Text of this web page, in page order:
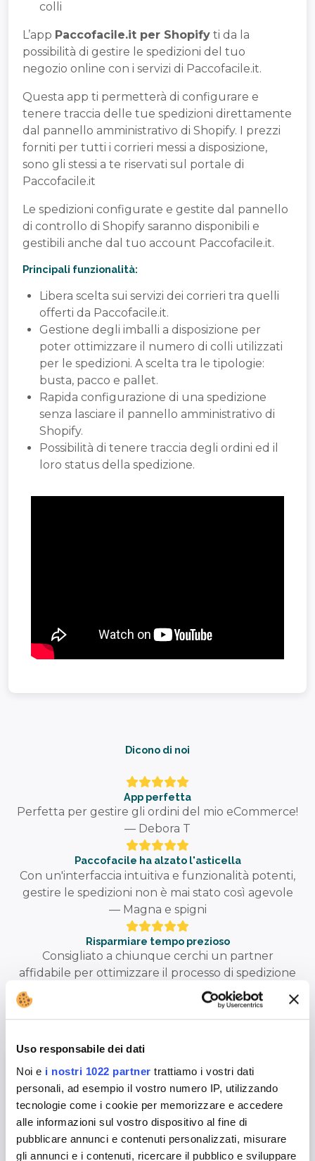
Uso responsabile dei dati
Noi e i nostri 1022 partner trattiamo i vostri dati
personali, ad esempio il vostro numero IP, utilizzando
tecnologie come i cookie per memorizzare e accedere
alle informazioni sul vostro dispositivo al fine di
pubblicare annunci e contenuti personalizzati, misurare
gli annunci e i contenuti, ricercare il pubblico e sviluppare
colli
L’app Paccofacile.it per Shopify ti da la
possibilità di gestire le spedizioni del tuo
negozio online con i servizi di Paccofacile.it.
Questa app ti permetterà di configurare e
tenere traccia delle tue spedizioni direttamente
dal pannello amministrativo di Shopify. I prezzi
forniti per tutti i corrieri messi a disposizione,
sono gli stessi a te riservati sul portale di
Paccofacile.it
Le spedizioni configurate e gestite dal pannello
di controllo di Shopify saranno disponibili e
gestibili anche dal tuo account Paccofacile.it.
Principali funzionalità:
Libera scelta sui servizi dei corrieri tra quelli
offerti da Paccofacile.it.
Gestione degli imballi a disposizione per
poter ottimizzare il numero di colli utilizzati
per le spedizioni. A scelta tra le tipologie:
busta, pacco e pallet.
Rapida configurazione di una spedizione
senza lasciare il pannello amministrativo di
Shopify.
Possibilità di tenere traccia degli ordini ed il
loro status della spedizione.
Dicono di noi
App perfetta
Perfetta per gestire gli ordini del mio eCommerce!
— Debora T
Paccofacile ha alzato l'asticella
Con un'interfaccia intuitiva e funzionalità potenti,
gestire le spedizioni non è mai stato così agevole
— Magna e spigni
Risparmiare tempo prezioso
Consigliato a chiunque cerchi un partner
affidabile per ottimizzare il processo di spedizione
FAQ App Shopify
Scopri di più sull'App Shopify per Paccofacile.it
E' obbligatorio creare gli imballi sul